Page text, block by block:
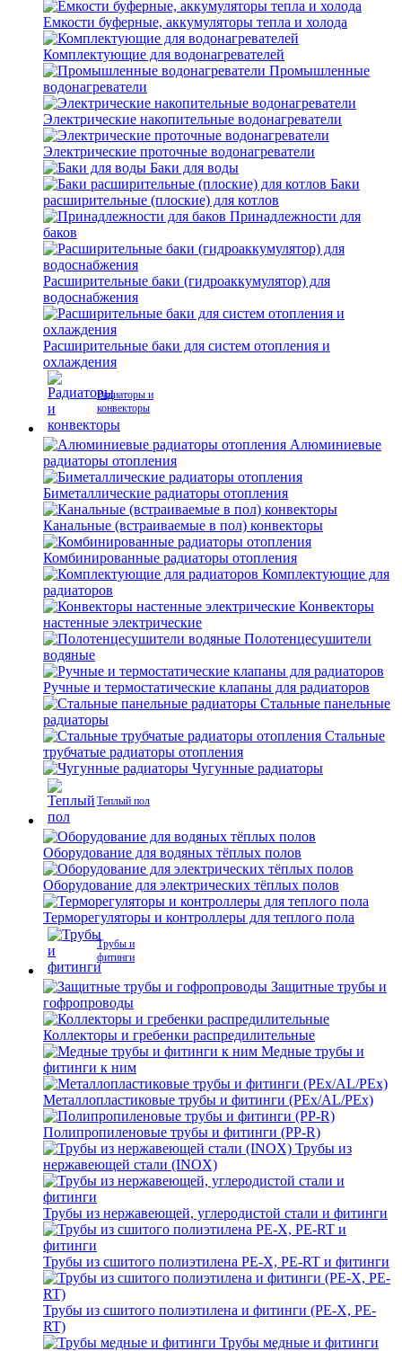
Емкости буферные, аккумуляторы тепла и холода
Комплектующие для водонагревателей
Промышленные
водонагреватели
Электрические накопительные водонагреватели
Электрические проточные водонагреватели
Баки для воды
Баки
расширительные (плоские) для котлов
Принадлежности для
баков
Расширительные баки (гидроаккумулятор) для
водоснабжения
Расширительные баки для систем отопления и
охлаждения
Радиаторы и
конвекторы
Алюминиевые
радиаторы отопления
Биметаллические радиаторы отопления
Канальные (встраиваемые в пол) конвекторы
Комбинированные радиаторы отопления
Комплектующие для
радиаторов
Конвекторы
настенные электрические
Полотенцесушители
водяные
Ручные и термостатические клапаны для радиаторов
Стальные панельные
радиаторы
Стальные
трубчатые радиаторы отопления
Чугунные радиаторы
Теплый пол
Оборудование для водяных тёплых полов
Оборудование для электрических тёплых полов
Терморегуляторы и контроллеры для теплого пола
Трубы и
фитинги
Защитные трубы и
гофропроводы
Коллекторы и гребенки распредилительные
Медные трубы и
фитинги к ним
Металлопластиковые трубы и фитинги (PEx/AL/PEx)
Полипропиленовые трубы и фитинги (PP-R)
Трубы из
нержавеющей стали (INOX)
Трубы из нержавеющей, углеродистой стали и фитинги
Трубы из сшитого полиэтилена PE-X, PE-RT и фитинги
Трубы из сшитого полиэтилена и фитинги (PE-X, PE-
RT)
Трубы медные и фитинги